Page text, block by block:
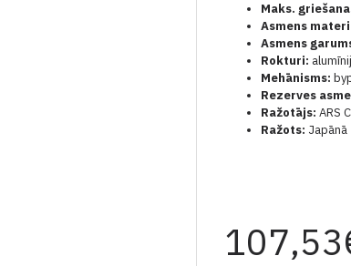
Maks.
Asmens
Asmens
Rokturi:
Mehānisms:
Rezerves
Ražotājs: ARS
Ražots: Japānā